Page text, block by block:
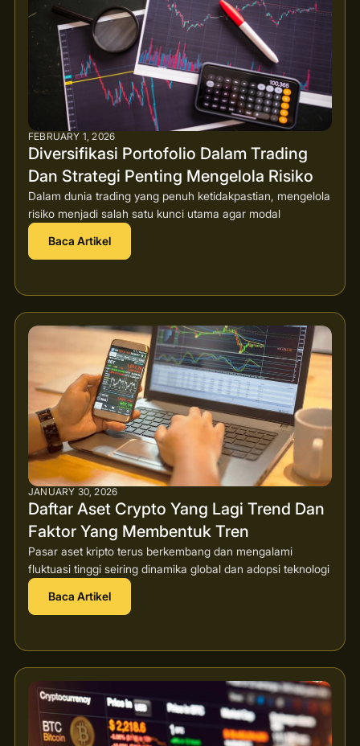
FEBRUARY 1, 2026
Diversifikasi Portofolio Dalam Trading
Dan Strategi Penting Mengelola Risiko
Dalam dunia trading yang penuh ketidakpastian, mengelola
risiko menjadi salah satu kunci utama agar modal
Baca Artikel
JANUARY 30, 2026
Daftar Aset Crypto Yang Lagi Trend Dan
Faktor Yang Membentuk Tren
Pasar aset kripto terus berkembang dan mengalami
fluktuasi tinggi seiring dinamika global dan adopsi teknologi
Baca Artikel